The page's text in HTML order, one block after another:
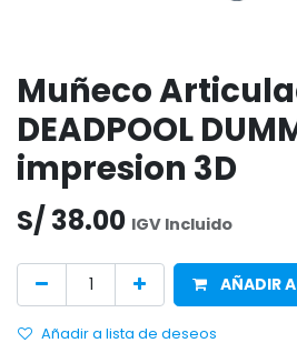
Muñeco
DEADPOOL
impresion 3D
S/ 38.00 IGV Incluido
AÑADIR
Añadir a lista de deseos